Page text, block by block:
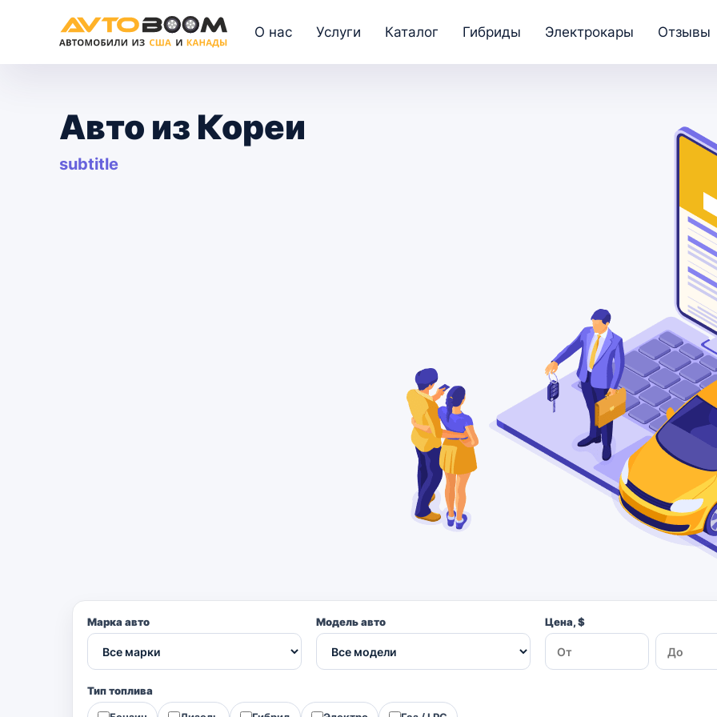
О нас Услуги Каталог Гибриды Электрокары Отзывы
Авто из Кореи
subtitle
Марка авто Модель авто Цена, $
Тип топлива